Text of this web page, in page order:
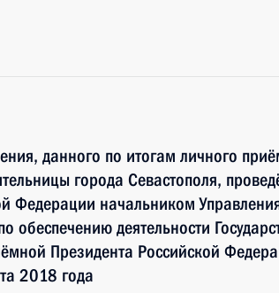
данного по итогам личного
города Севастополя,
Федерации начальником
обеспечению деятельности
Президента Российской
2018 года